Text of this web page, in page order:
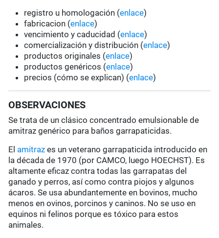
registro u homologación (enlace)
fabricacion (enlace)
vencimiento y caducidad (enlace)
comercialización y distribución (enlace)
productos originales (enlace)
productos genéricos (enlace)
precios (cómo se explican) (enlace)
OBSERVACIONES
Se trata de un clásico concentrado emulsionable de
amitraz genérico para baños garrapaticidas.
El amitraz es un veterano garrapaticida introducido en
la década de 1970 (por CAMCO, luego HOECHST). Es
altamente eficaz contra todas las garrapatas del
ganado y perros, así como contra piojos y algunos
ácaros. Se usa abundantemente en bovinos, mucho
menos en ovinos, porcinos y caninos. No se uso en
equinos ni felinos porque es tóxico para estos
animales.